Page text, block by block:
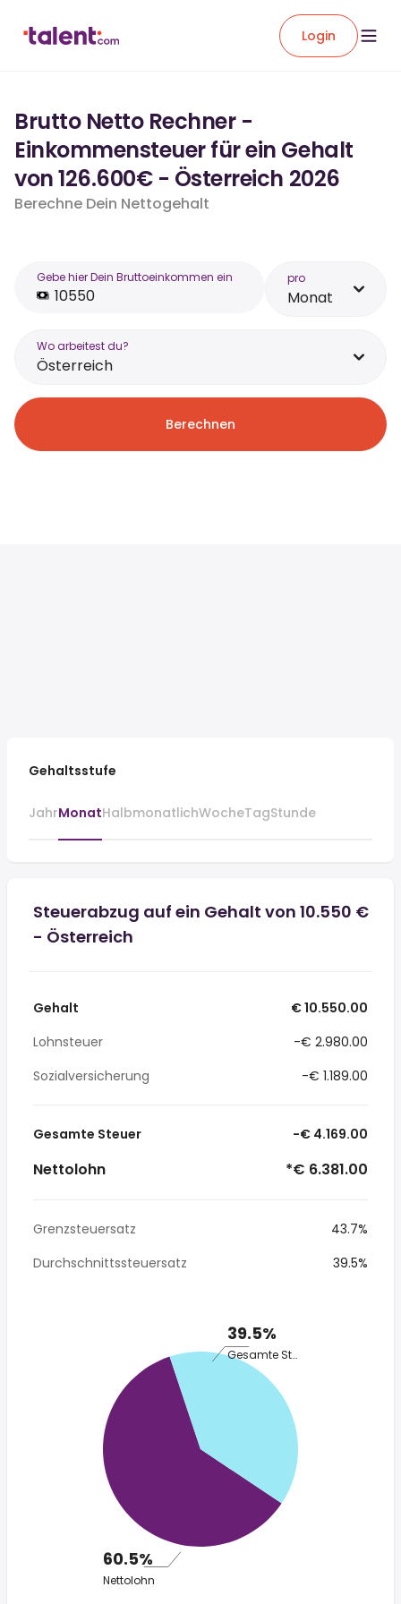
Login
Brutto Netto Rechner -
Einkommensteuer für ein Gehalt
von 126.600€ - Österreich 2026
Berechne Dein Nettogehalt
Gebe hier Dein Bruttoeinkommen ein pro
Monat
Wo arbeitest du?
Österreich
Berechnen
Gehaltsstufe
JahrMonatHalbmonatlichWocheTagStunde
Steuerabzug auf ein Gehalt von 10.550 €
- Österreich
Gehalt
€ 10.550.00
Lohnsteuer
-€ 2.980.00
Sozialversicherung
-€ 1.189.00
Gesamte Steuer -€ 4.169.00
Nettolohn *€ 6.381.00
Grenzsteuersatz
43.7%
Durchschnittssteuersatz
39.5%
39.5%
Gesamte Steuer
60.5%
Nettolohn